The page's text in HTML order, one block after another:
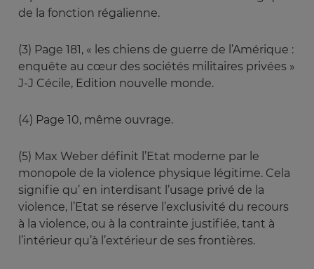
de la fonction régalienne.
(3) Page 181, « les chiens de guerre de l’Amérique :
enquête au cœur des sociétés militaires privées »
J-J Cécile, Edition nouvelle monde.
(4) Page 10, même ouvrage.
(5) Max Weber définit l’Etat moderne par le
monopole de la violence physique légitime. Cela
signifie qu’ en interdisant l’usage privé de la
violence, l’Etat se réserve l’exclusivité du recours
à la violence, ou à la contrainte justifiée, tant à
l’intérieur qu’à l’extérieur de ses frontières.